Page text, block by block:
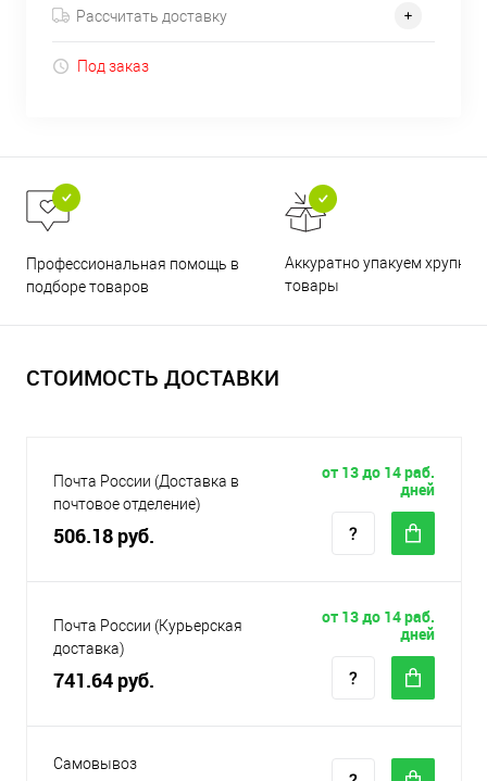
Рассчитать доставку
Под заказ
Профессиональная помощь в
подборе товаров
Аккуратно упакуем хрупкие
товары
СТОИМОСТЬ ДОСТАВКИ
Почта России (Доставка в
почтовое отделение)
506.18 руб.
от 13 до 14 раб.
дней
Почта России (Курьерская
доставка)
741.64 руб.
от 13 до 14 раб.
дней
Самовывоз